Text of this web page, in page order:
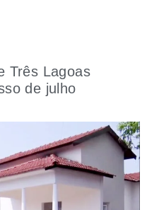
Três Lagoas
de julho